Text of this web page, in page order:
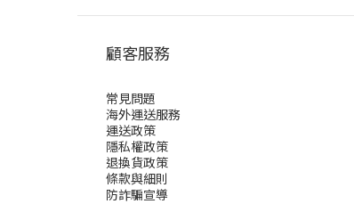
顧客服務
常見問題
海外運送服務
運送政策
隱私權政策
退換貨政策
條款與細則
防詐騙宣導